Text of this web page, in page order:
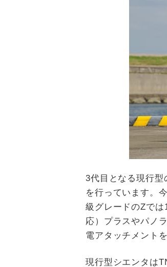
3代目となる現行型
を行っています。
級グレードのZで
応）プラスやパノ
電アタッチメント
現行型シエンタは